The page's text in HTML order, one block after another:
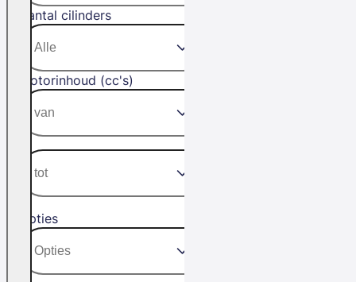
Aantal cilinders
Motorinhoud (cc's)
Opties